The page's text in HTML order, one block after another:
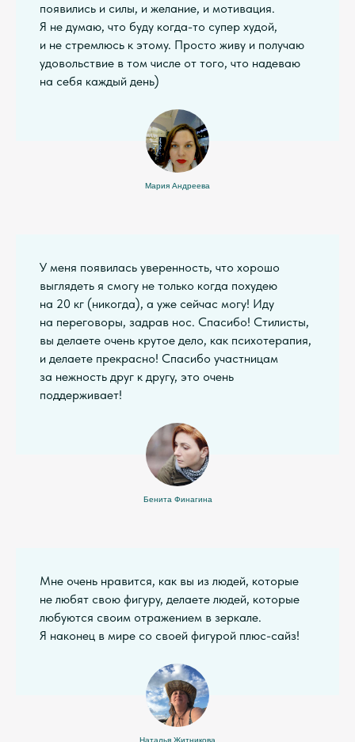
появились и силы, и желание, и мотивация.
Я не думаю, что буду когда-то супер худой,
и не стремлюсь к этому. Просто живу и получаю
удовольствие в том числе от того, что надеваю
на себя каждый день)
Мария Андреева
У меня появилась уверенность, что хорошо
выглядеть я смогу не только когда похудею
на 20 кг (никогда), а уже сейчас могу! Иду
на переговоры, задрав нос. Спасибо! Стилисты,
вы делаете очень крутое дело, как психотерапия,
и делаете прекрасно! Спасибо участницам
за нежность друг к другу, это очень
поддерживает!
Бенита Финагина
Мне очень нравится, как вы из людей, которые
не любят свою фигуру, делаете людей, которые
любуются своим отражением в зеркале.
Я наконец в мире со своей фигурой плюс-сайз!
Наталья Житникова